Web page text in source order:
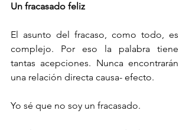
Un fracasado feliz
El asunto del fracaso, como todo, es
complejo. Por eso la palabra tiene
tantas acepciones. Nunca encontrarán
una relación directa causa- efecto.
Yo sé que no soy un fracasado.